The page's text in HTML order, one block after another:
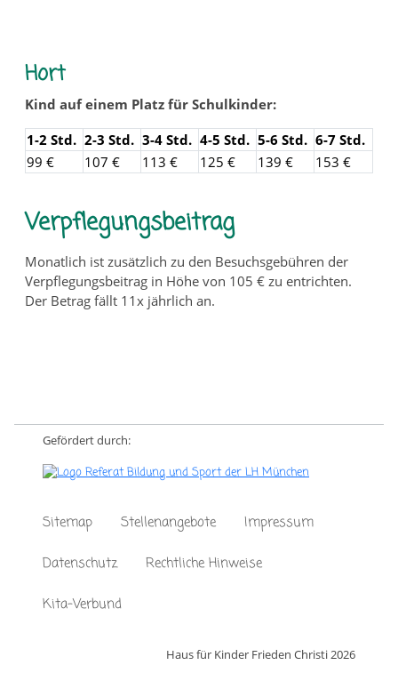
Hort
Kind auf einem Platz für Schulkinder:
1-2 Std. 2-3 Std. 3-4 Std. 4-5 Std. 5-6 Std. 6-7 Std.
99 €
107 € 113 € 125 € 139 € 153 €
Verpflegungsbeitrag
Monatlich ist zusätzlich zu den Besuchsgebühren der
Verpflegungsbeitrag in Höhe von 105 € zu entrichten.
Der Betrag fällt 11x jährlich an.
Gefördert durch:
Sitemap Stellenangebote Impressum
Datenschutz Rechtliche Hinweise
Kita-Verbund
Haus für Kinder Frieden Christi 2026